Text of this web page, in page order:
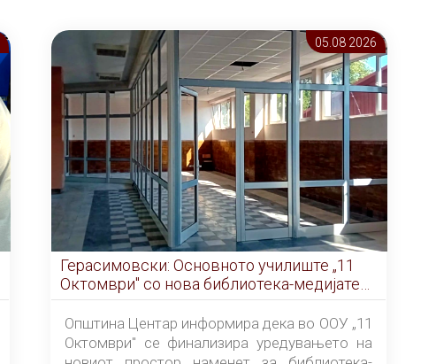
05.08 2026
Герасимовски: Основното училиште „11
Октомври" со нова библиотека-медијатека
од септември
Општина Центар информира дека во ООУ „11
Октомври" се финализира уредувањето на